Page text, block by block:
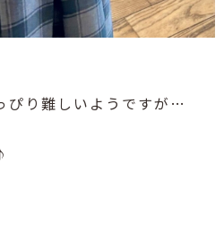
ぴり難しいようですが…